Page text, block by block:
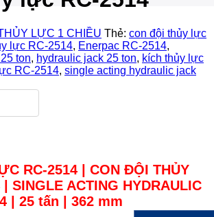
LỰC 1 CHIỀU Thẻ: con đội thủy lực
lực RC-2514, Enerpac RC-2514,
ton, hydraulic jack 25 ton, kích thủy lực
RC-2514, single acting hydraulic jack
RC-2514 | CON ĐỘI THỦY
SINGLE ACTING HYDRAULIC
| 25 tấn | 362 mm